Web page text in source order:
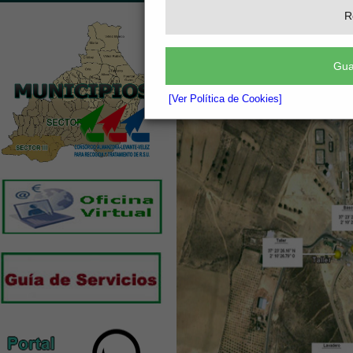
[Ver Política de Cookies]